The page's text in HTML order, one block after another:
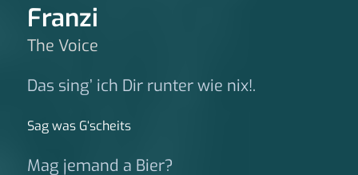
Franzi
The Voice
Das sing’ ich Dir runter wie nix!.
Sag was G‘scheits
Mag jemand a Bier?